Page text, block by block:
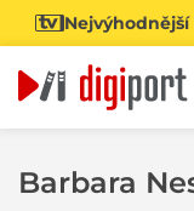
Nejvýhodnější
Barbara